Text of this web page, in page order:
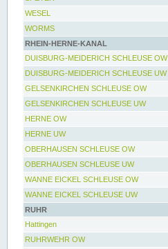
WESEL
WORMS
RHEIN-HERNE-KANAL
DUISBURG-MEIDERICH SCHLEUSE OW
DUISBURG-MEIDERICH SCHLEUSE UW
GELSENKIRCHEN SCHLEUSE OW
GELSENKIRCHEN SCHLEUSE UW
HERNE OW
HERNE UW
OBERHAUSEN SCHLEUSE OW
OBERHAUSEN SCHLEUSE UW
WANNE EICKEL SCHLEUSE OW
WANNE EICKEL SCHLEUSE UW
RUHR
Hattingen
RUHRWEHR OW